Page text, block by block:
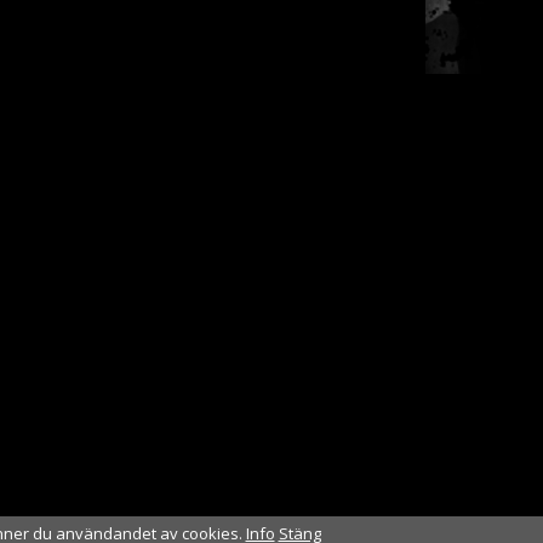
du användandet av cookies. Info Stäng